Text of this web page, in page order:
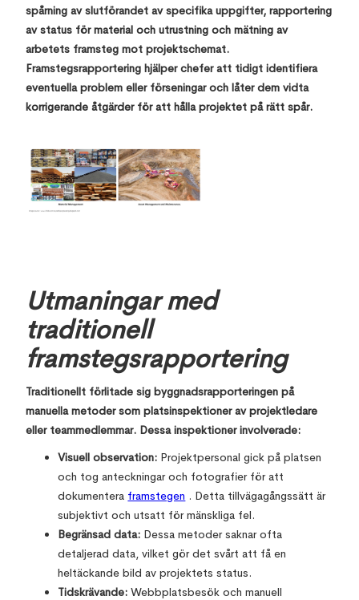
spårning av slutförandet av specifika uppgifter, rapportering
av status för material och utrustning och mätning av
arbetets framsteg mot projektschemat.
Framstegsrapportering hjälper chefer att tidigt identifiera
eventuella problem eller förseningar och låter dem vidta
korrigerande åtgärder för att hålla projektet på rätt spår.
Utmaningar med
traditionell
framstegsrapportering
Traditionellt förlitade sig byggnadsrapporteringen på
manuella metoder som platsinspektioner av projektledare
eller teammedlemmar. Dessa inspektioner involverade:
Visuell observation: Projektpersonal gick på platsen
och tog anteckningar och fotografier för att
dokumentera framstegen . Detta tillvägagångssätt är
subjektivt och utsatt för mänskliga fel.
Begränsad data: Dessa metoder saknar ofta
detaljerad data, vilket gör det svårt att få en
heltäckande bild av projektets status.
Tidskrävande: Webbplatsbesök och manuell